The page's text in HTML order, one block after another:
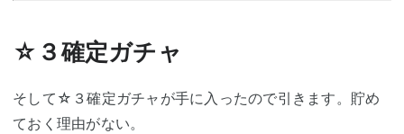
☆３確定ガチャ
そして☆３確定ガチャが手に入ったので引きます。貯め
ておく理由がない。